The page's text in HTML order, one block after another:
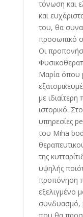
τόνωση και
και
του, θα
προσωπικό
Οι
Μαρία όπου
με
ιστορικό.
υπηρεσίες
του Miha
της
υψηλής
προπόνηση
εξελιγμένο
συνδυασμό,
που θα